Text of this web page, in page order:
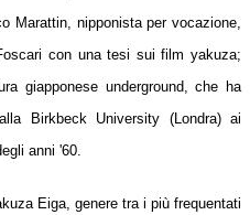
Marattin, nipponista per vocazione,
con una tesi sui film yakuza;
giapponese underground, che ha
Birkbeck University (Londra) ai
anni '60.
Eiga, genere tra i più frequentati